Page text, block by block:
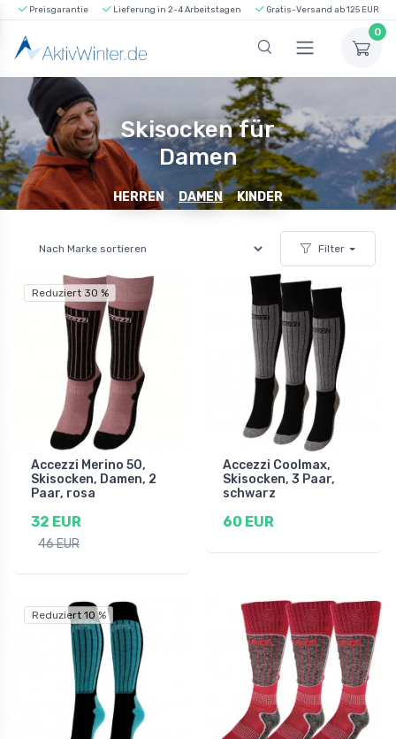
Preisgarantie Lieferung in 2-4 Arbeitstagen Gratis-Versand ab 125 EUR
0
Skisocken für
Damen
HERREN DAMEN KINDER
Filter
Reduziert 30 %
Accezzi Merino 50,
Skisocken, Damen, 2
Paar, rosa
32 EUR
46 EUR
Accezzi Coolmax,
Skisocken, 3 Paar,
schwarz
60 EUR
Reduziert 10 %